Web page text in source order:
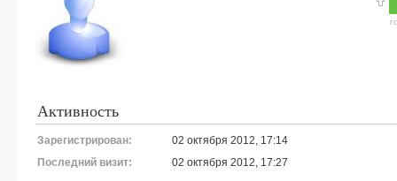
Активность
Зарегистрирован:
02 октября 2012, 17:14
Последний визит:
02 октября 2012, 17:27